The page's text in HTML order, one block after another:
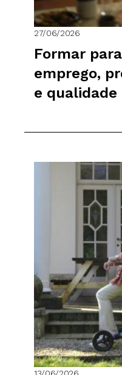
27/06/2026
Formar
emprego,
e qualidade